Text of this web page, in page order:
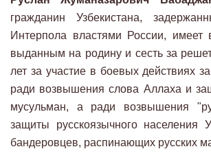
гражданин Узбекистана,
Интерпола властями России,
выданным на родину и сесть за
лет за участие в боевых действиях
ради возвышения слова Аллаха и
мусульман, а ради возвышения
защиты русскоязычного населения
бандеровцев, распинающих русских